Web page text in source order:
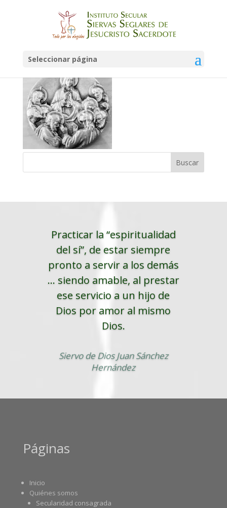
Seleccionar página
youtube-siervas-seglares
Practicar la “espiritualidad
del sí”, de estar siempre
pronto a servir a los demás
... siendo amable, al prestar
ese servicio a un hijo de
Dios por amor al mismo
Dios.
Siervo de Dios Juan Sánchez
Hernández
Páginas
Inicio
Quiénes somos
Secularidad consagrada